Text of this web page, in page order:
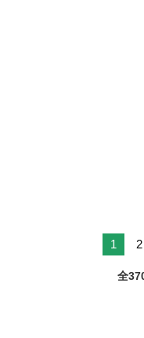
1 2
全